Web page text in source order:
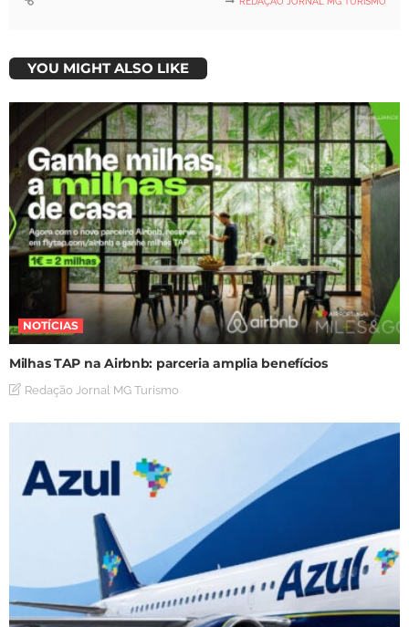
YOU MIGHT ALSO LIKE
NOTÍCIAS
Milhas TAP na Airbnb: parceria amplia benefícios
Redação Jornal MG Turismo